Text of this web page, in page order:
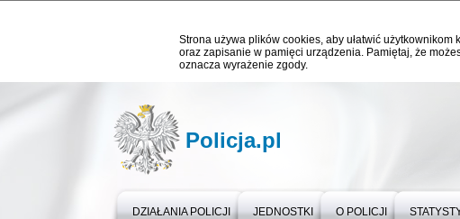
Strona używa plików cookies, aby ułatwić
oraz zapisanie w pamięci urządzenia. Pamiętaj, że
oznacza wyrażenie zgody.
Policja.pl
DZIAŁANIA POLICJI JEDNOSTKI O POLICJI